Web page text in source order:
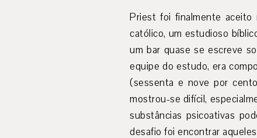
Priest foi finalmente aceito
católico, um estudioso
um bar quase se escreve
equipe do estudo, era
(sessenta e nove por
mostrou-se difícil,
substâncias psicoativas
desafio foi encontrar